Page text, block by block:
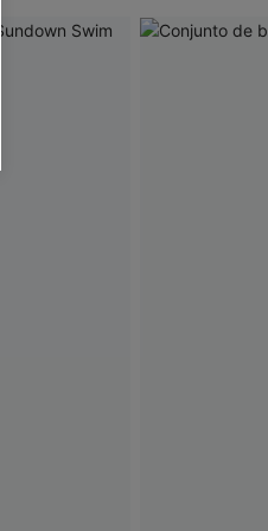
formulario, usted acepta nuestros
de Cupshe en cualquier momento del
y ofertas adaptados a su perfil.